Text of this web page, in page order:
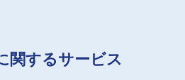
関するサービス